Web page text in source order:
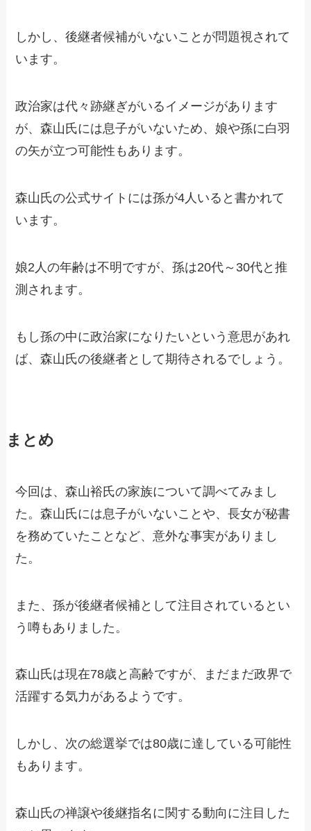
しかし、後継者候補がいないことが問題視されて
います。
政治家は代々跡継ぎがいるイメージがあります
が、森山氏には息子がいないため、娘や孫に白羽
の矢が立つ可能性もあります。
森山氏の公式サイトには孫が4人いると書かれて
います。
娘2人の年齢は不明ですが、孫は20代～30代と推
測されます。
もし孫の中に政治家になりたいという意思があれ
ば、森山氏の後継者として期待されるでしょう。
まとめ
今回は、森山裕氏の家族について調べてみまし
た。森山氏には息子がいないことや、長女が秘書
を務めていたことなど、意外な事実がありまし
た。
また、孫が後継者候補として注目されているとい
う噂もありました。
森山氏は現在78歳と高齢ですが、まだまだ政界で
活躍する気力があるようです。
しかし、次の総選挙では80歳に達している可能性
もあります。
森山氏の禅譲や後継指名に関する動向に注目した